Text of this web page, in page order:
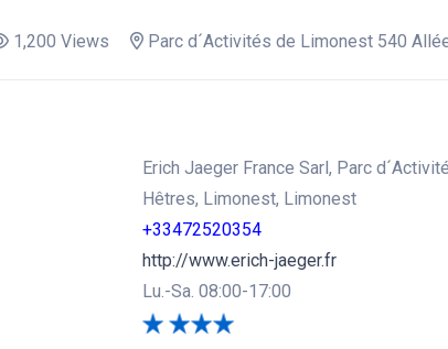
1,200 Views Parc d´Activités de Limonest 540
Erich Jaeger France Sarl, Parc
Hêtres, Limonest, Limonest
+33472520354
http://www.erich-jaeger.fr
Lu.-Sa. 08:00-17:00